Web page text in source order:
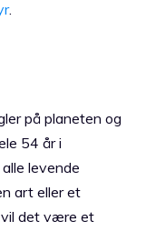
.
på planeten og
54 år i
levende
art eller et
vil det være et